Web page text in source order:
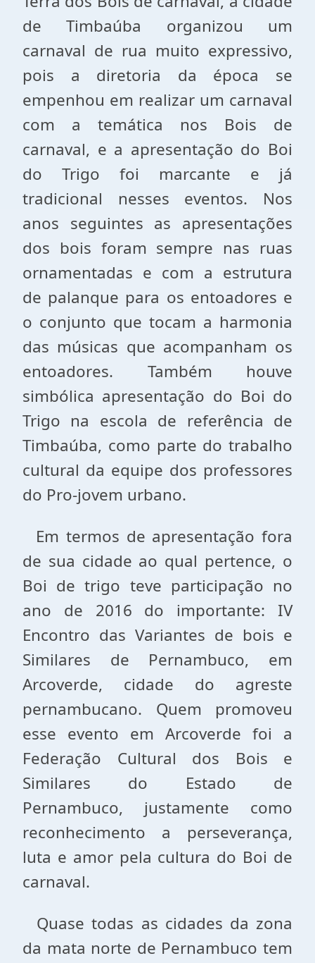
de Timbaúba organizou um
carnaval de rua muito expressivo,
pois a diretoria da época se
empenhou em realizar um carnaval
com a temática nos Bois de
carnaval, e a apresentação do Boi
do Trigo foi marcante e já
tradicional nesses eventos. Nos
anos seguintes as apresentações
dos bois foram sempre nas ruas
ornamentadas e com a estrutura
de palanque para os entoadores e
o conjunto que tocam a harmonia
das músicas que acompanham os
entoadores. Também houve
simbólica apresentação do Boi do
Trigo na escola de referência de
Timbaúba, como parte do trabalho
cultural da equipe dos professores
do Pro-jovem urbano.
Em termos de apresentação fora
de sua cidade ao qual pertence, o
Boi de trigo teve participação no
ano de 2016 do importante: IV
Encontro das Variantes de bois e
Similares de Pernambuco, em
Arcoverde, cidade do agreste
pernambucano. Quem promoveu
esse evento em Arcoverde foi a
Federação Cultural dos Bois e
Similares do Estado de
Pernambuco, justamente como
reconhecimento a perseverança,
luta e amor pela cultura do Boi de
carnaval.
Quase todas as cidades da zona
da mata norte de Pernambuco tem